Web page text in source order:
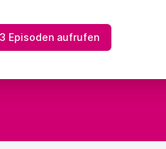
Episoden aufrufen